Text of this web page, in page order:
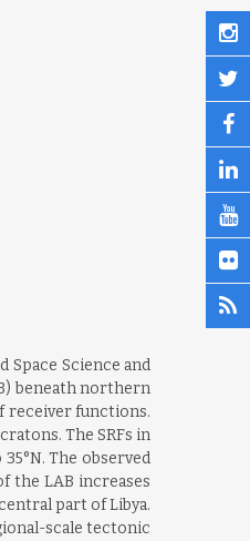
Space Science and
beneath northern
receiver functions.
The SRFs in
The observed
the LAB increases
part of Libya.
scale tectonic